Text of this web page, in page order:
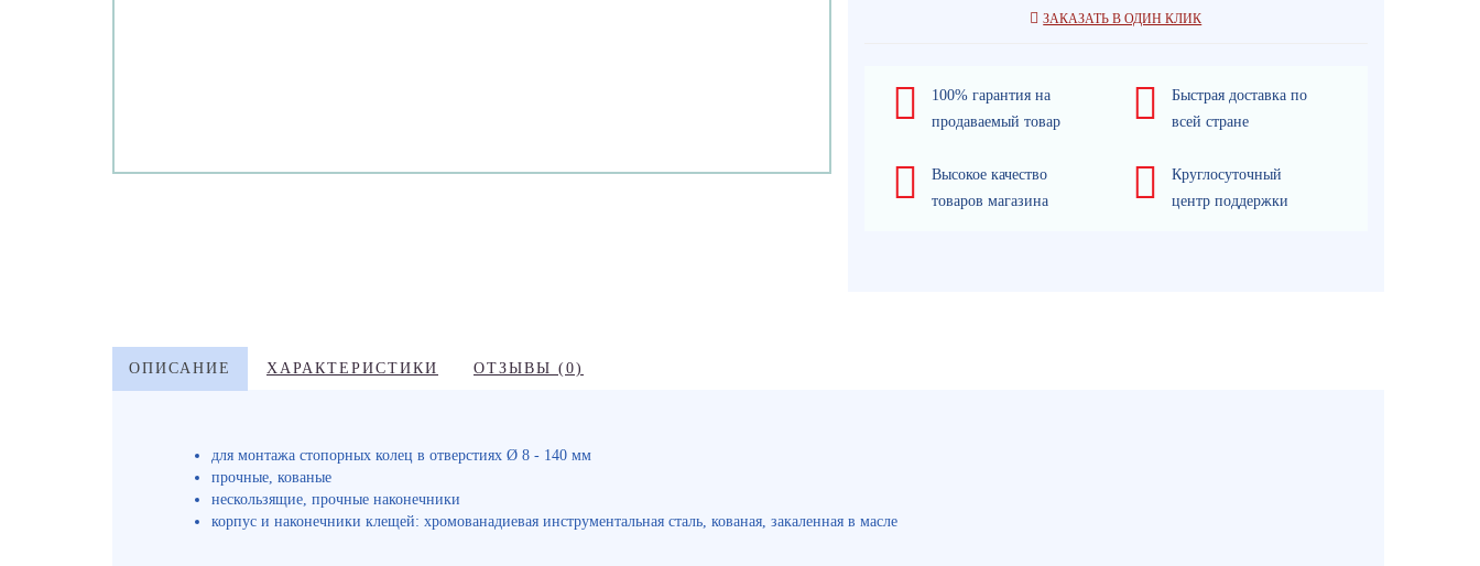
ЗАКАЗАТЬ В ОДИН КЛИК
100% гарантия на
продаваемый товар
Быстрая доставка по
всей стране
Высокое качество
товаров магазина
Круглосуточный
центр поддержки
ОПИСАНИЕ ХАРАКТЕРИСТИКИ ОТЗЫВЫ (0)
для монтажа стопорных колец в отверстиях Ø 8 - 140 мм
прочные, кованые
нескользящие, прочные наконечники
корпус и наконечники клещей: хромованадиевая инструментальная сталь, кованая, закаленная в масле